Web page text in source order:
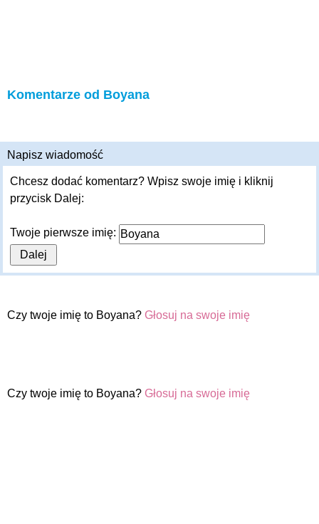
Komentarze od Boyana
Napisz wiadomość
Chcesz dodać komentarz? Wpisz swoje imię i kliknij
przycisk Dalej:
Twoje pierwsze imię:
Czy twoje imię to Boyana? Głosuj na swoje imię
Czy twoje imię to Boyana? Głosuj na swoje imię